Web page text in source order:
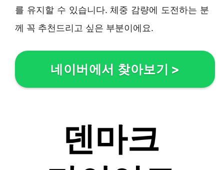
를 유지할 수 있습니다. 체중 감량에 도전하는 분
께 꼭 추천드리고 싶은 부분이에요.
네이버에서 찾아보기 >